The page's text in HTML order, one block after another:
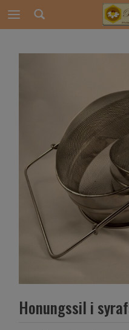
Honungssil i